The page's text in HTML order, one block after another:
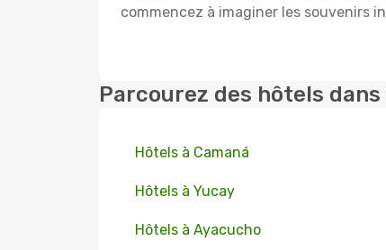
commencez à imaginer les souvenirs
Parcourez des hôtels
Hôtels à Camaná
Hôtels à Yucay
Hôtels à Ayacucho